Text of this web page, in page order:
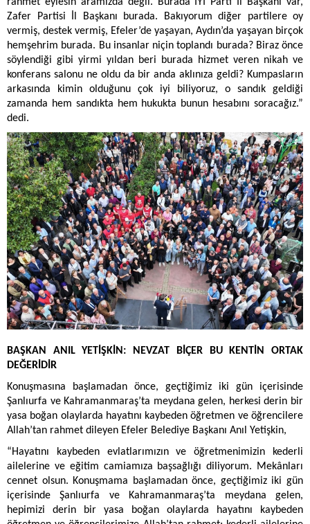
Zafer Partisi İl Başkanı burada. Bakıyorum diğer partilere oy
vermiş, destek vermiş, Efeler’de yaşayan, Aydın’da yaşayan birçok
hemşehrim burada. Bu insanlar niçin toplandı burada? Biraz önce
söylendiği gibi yirmi yıldan beri burada hizmet veren nikah ve
konferans salonu ne oldu da bir anda aklınıza geldi? Kumpasların
arkasında kimin olduğunu çok iyi biliyoruz, o sandık geldiği
zamanda hem sandıkta hem hukukta bunun hesabını soracağız.”
dedi.
BAŞKAN ANIL YETİŞKİN: NEVZAT BİÇER BU KENTİN ORTAK
DEĞERİDİR
Konuşmasına başlamadan önce, geçtiğimiz iki gün içerisinde
Şanlıurfa ve Kahramanmaraş’ta meydana gelen, herkesi derin bir
yasa boğan olaylarda hayatını kaybeden öğretmen ve öğrencilere
Allah’tan rahmet dileyen Efeler Belediye Başkanı Anıl Yetişkin,
“Hayatını kaybeden evlatlarımızın ve öğretmenimizin kederli
ailelerine ve eğitim camiamıza başsağlığı diliyorum. Mekânları
cennet olsun. Konuşmama başlamadan önce, geçtiğimiz iki gün
içerisinde Şanlıurfa ve Kahramanmaraş’ta meydana gelen,
hepimizi derin bir yasa boğan olaylarda hayatını kaybeden